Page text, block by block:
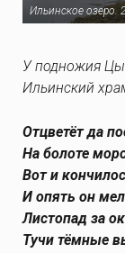
Ильинское озеро.
У подножия
Ильинский
Отцветёт да
На болоте
Вот и
И опять он
Листопад за
Тучи тёмные